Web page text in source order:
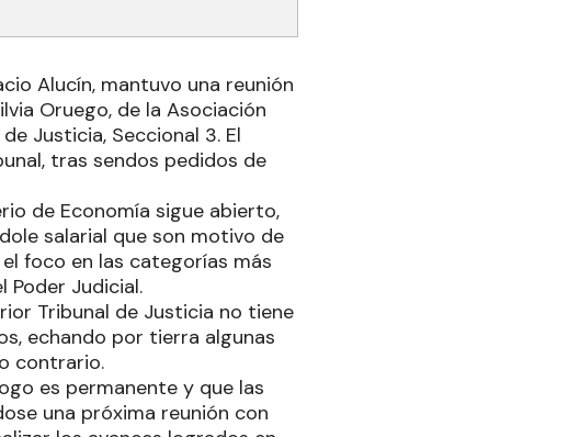
Alucín, mantuvo una reunión
Oruego, de la Asociación
Justicia, Seccional 3. El
tras sendos pedidos de
de Economía sigue abierto,
salarial que son motivo de
foco en las categorías más
Poder Judicial.
Tribunal de Justicia no tiene
echando por tierra algunas
contrario.
es permanente y que las
una próxima reunión con